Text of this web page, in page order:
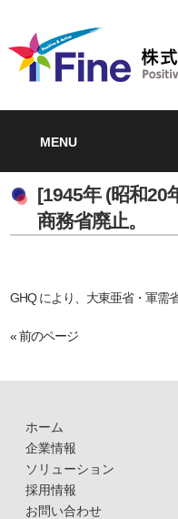
MENU
[1945年 (昭和20
商務省廃止。
GHQ により、大東亜省・軍需
« 前のページ
ホーム
企業情報
ソリューション
採用情報
お問い合わせ